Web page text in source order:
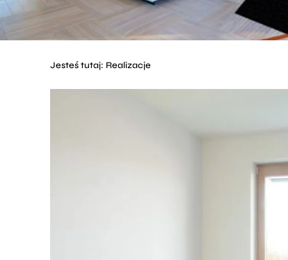
Jesteś tutaj: Realizacje